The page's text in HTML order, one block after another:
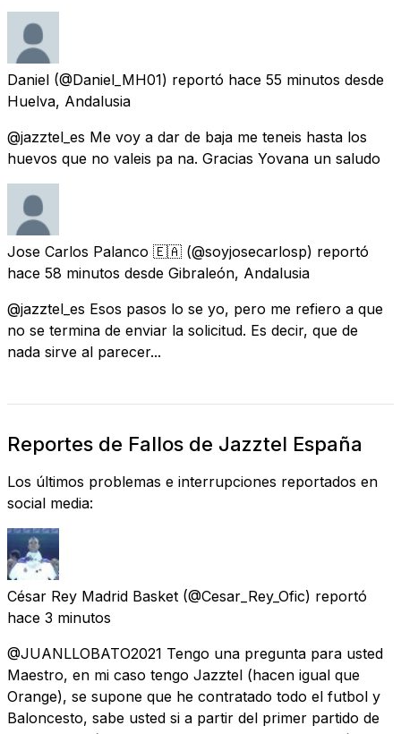
Daniel (@Daniel_MH01) reportó hace 55 minutos desde
Huelva, Andalusia
@jazztel_es Me voy a dar de baja me teneis hasta los
huevos que no valeis pa na. Gracias Yovana un saludo
Jose Carlos Palanco 🇪🇦 (@soyjosecarlosp) reportó
hace 58 minutos desde Gibraleón, Andalusia
@jazztel_es Esos pasos lo se yo, pero me refiero a que
no se termina de enviar la solicitud. Es decir, que de
nada sirve al parecer...
Reportes de Fallos de Jazztel España
Los últimos problemas e interrupciones reportados en
social media:
César Rey Madrid Basket (@Cesar_Rey_Ofic) reportó
hace 3 minutos
@JUANLLOBATO2021 Tengo una pregunta para usted
Maestro, en mi caso tengo Jazztel (hacen igual que
Orange), se supone que he contratado todo el futbol y
Baloncesto, sabe usted si a partir del primer partido de